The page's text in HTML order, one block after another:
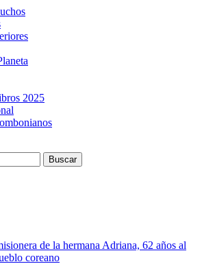
2025
de la hermana Adriana, 62 años al
coreano